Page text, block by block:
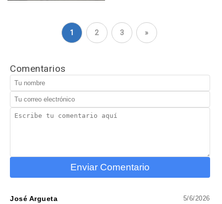
1 2 3 »
Comentarios
Enviar Comentario
José Argueta 5/6/2026